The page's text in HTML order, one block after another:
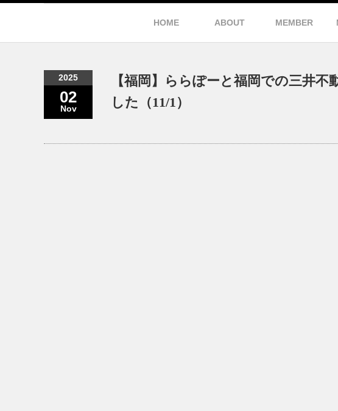
HOME ABOUT MEMBER
2025
02
Nov
【福岡】ららぽーと福岡での三井
した（11/1）